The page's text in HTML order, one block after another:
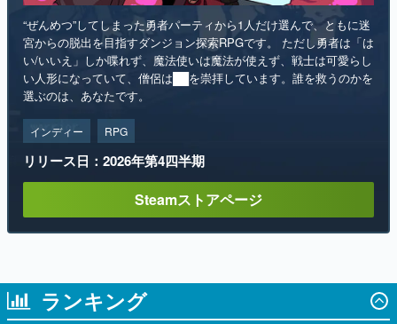
“ぜんめつ”してしまった勇者パーティから1人だけ選んで、ともに迷
宮からの脱出を目指すダンジョン探索RPGです。 ただし勇者は「は
い/いいえ」しか喋れず、魔法使いは魔法が使えず、戦士は可愛らし
い人形になっていて、僧侶は██を崇拝しています。誰を救うのかを
選ぶのは、あなたです。
インディー RPG
リリース日：2026年第4四半期
Steamストアページ
ランキング